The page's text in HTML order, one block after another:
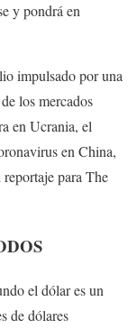
y pondrá en
impulsado por una
los mercados
en Ucrania, el
en China,
para The
el dólar es un
de dólares